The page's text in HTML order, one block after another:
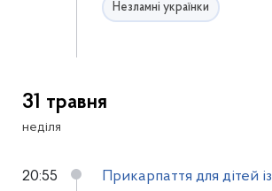
Незламні українки
31 травня
неділя
20:55
Прикарпаття для дітей із